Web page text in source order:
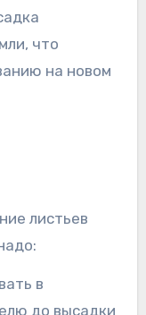
что
на новом
листьев
в
до высадки